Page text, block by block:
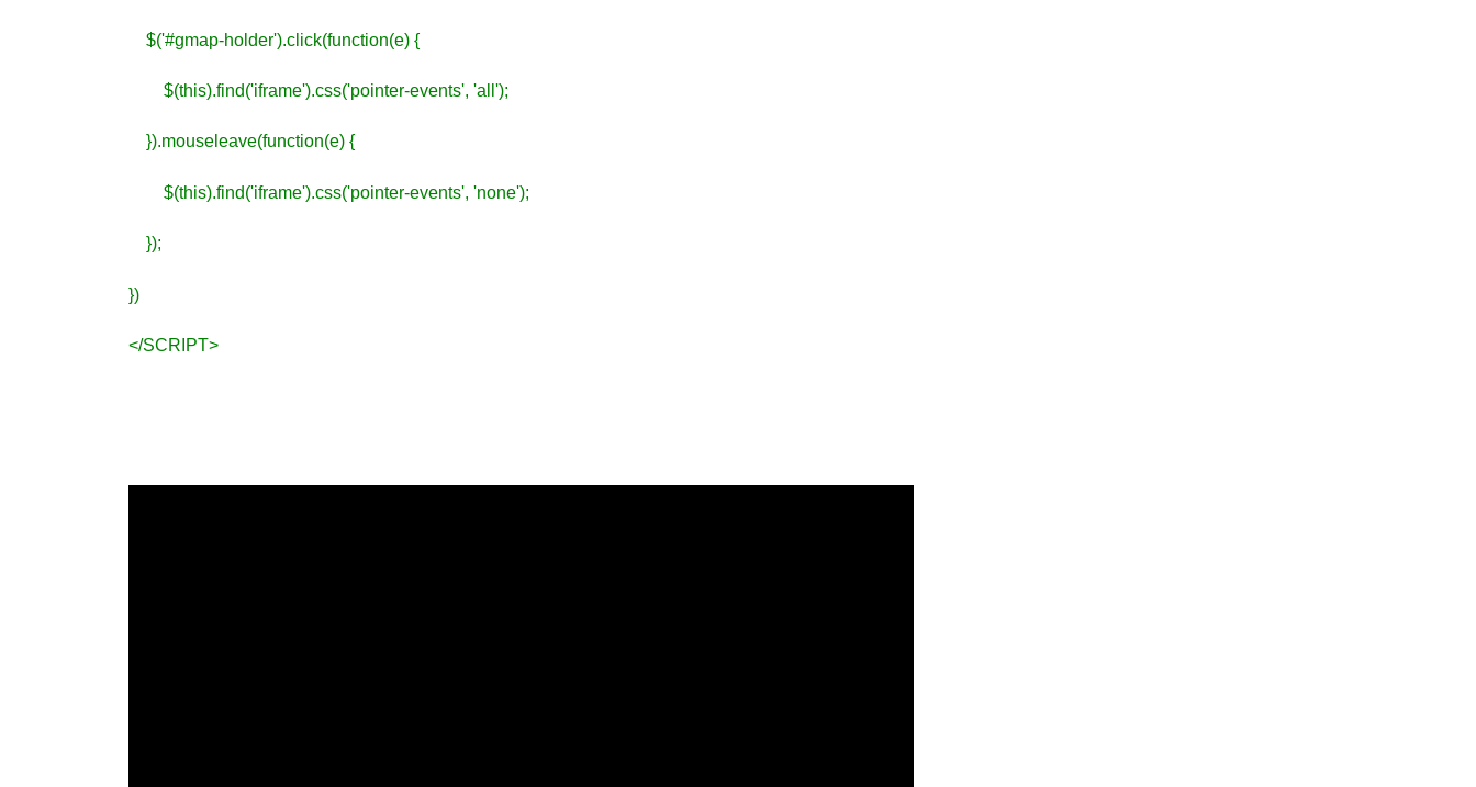
$('#gmap-holder').click(function(e) {
$(this).find('iframe').css('pointer-events', 'all');
}).mouseleave(function(e) {
$(this).find('iframe').css('pointer-events', 'none');
});
})
</SCRIPT>